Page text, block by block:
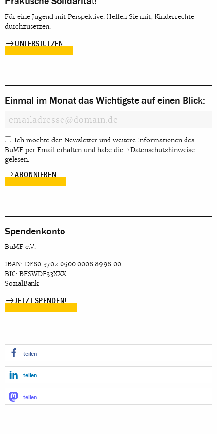
Für eine Jugend mit Perspektive. Helfen Sie mit, Kinderrechte
durchzusetzen.
UNTERSTÜTZEN
Einmal im Monat das Wichtigste auf einen Blick:
Ich möchte den Newsletter und weitere Informationen des
BuMF per Email erhalten und habe die
Datenschutzhinweise
gelesen.
Spendenkonto
BuMF e.V.
IBAN: DE80 3702 0500 0008 8998 00
BIC: BFSWDE33XXX
SozialBank
JETZT SPENDEN!
teilen
teilen
teilen